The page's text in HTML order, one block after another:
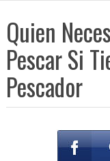
Quien
Pescar Si
Pescador